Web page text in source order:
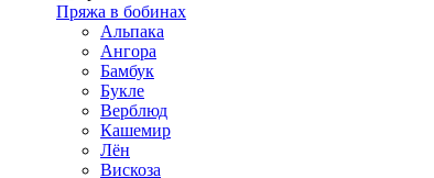
Пряжа в бобинах
Альпака
Ангора
Бамбук
Букле
Верблюд
Кашемир
Лён
Вискоза